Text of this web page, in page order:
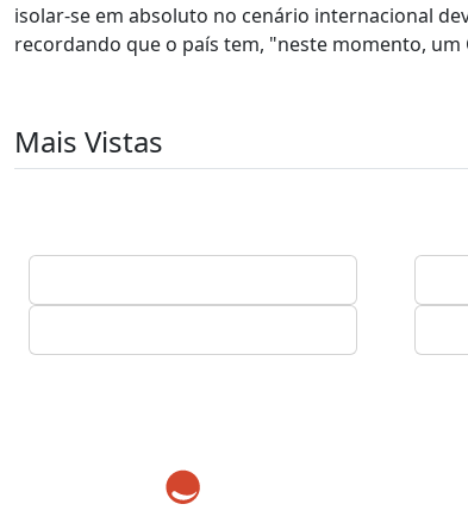
isolar-se em absoluto no cenário internacional
recordando que o país tem, "neste momento,
Mais Vistas